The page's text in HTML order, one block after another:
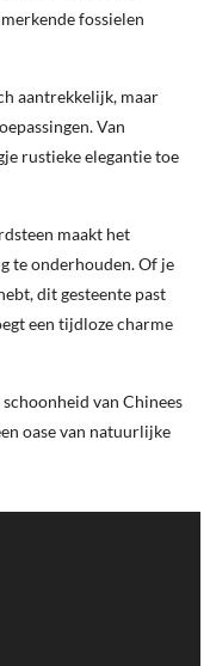
fossielen
aantrekkelijk, maar
Van
rustieke elegantie toe
maakt het
te onderhouden. Of je
dit gesteente past
een tijdloze charme
van Chinees
oase van natuurlijke